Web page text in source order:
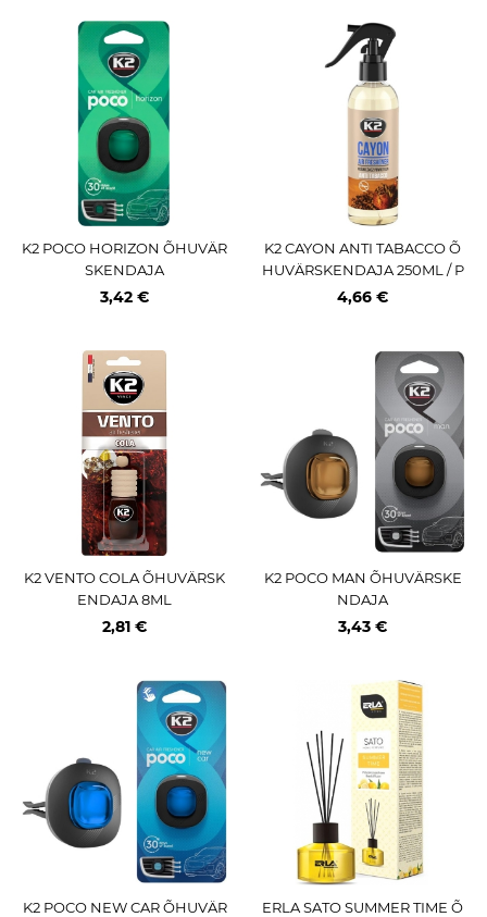
K2 POCO HORIZON ÕHUVÄR
SKENDAJA
3,42 €
K2 CAYON ANTI TABACCO Õ
HUVÄRSKENDAJA 250ML / P
IHUSTI
4,66 €
K2 VENTO COLA ÕHUVÄRSK
ENDAJA 8ML
2,81 €
K2 POCO MAN ÕHUVÄRSKE
NDAJA
3,43 €
K2 POCO NEW CAR ÕHUVÄR
ERLA SATO SUMMER TIME Õ